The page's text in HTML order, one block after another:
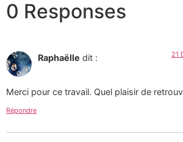
0 Responses
Raphaëlle dit : 21
Merci pour ce travail. Quel plaisir de
Répondre